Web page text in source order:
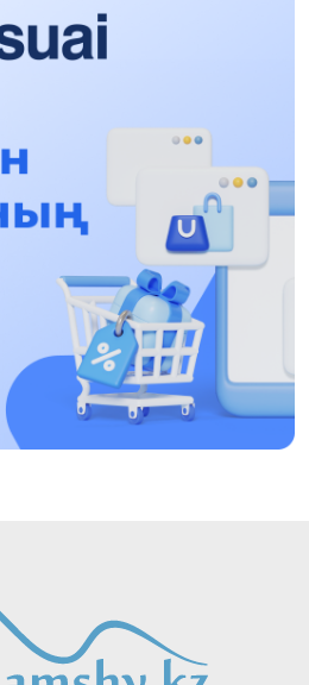
bılikke kúshti tulǵalar
Muhametkárimdi Almaty
múmkin
qurmet: Almaty
qyzmetkerlermen